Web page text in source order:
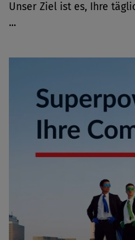
Unser Ziel ist es, Ihre
...